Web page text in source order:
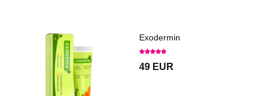
Exodermin
49 EUR